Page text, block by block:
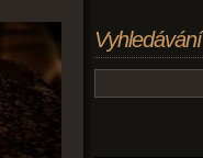
Vyhledávání